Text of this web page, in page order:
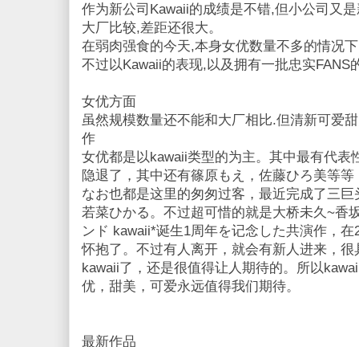
作为新公司Kawaii的成绩是不错,但小公司又
大厂比较,差距还很大。
在弱肉强食的今天,本身女优数量不多的情况
不过以Kawaii的表现,以及拥有一批忠实
女优方面
虽然规模数量还不能和大厂相比.但清新可爱
作
女优都是以kawaii类型的为主。其中最有代表
隐退了，其中还有篠原もえ，佐藤ひろ美等
なお也都是这里的匆匆过客，最近完成了三
若菜ひかる。不过超可惜的就是大桥未久~香
ンド kawaii*诞生1周年を记念した共演作，
怀抱了。不过有人离开，就会有新人进来，
kawaii了，还是很值得让人期待的。所以
优，甜美，可爱永远值得我们期待。
最新作品